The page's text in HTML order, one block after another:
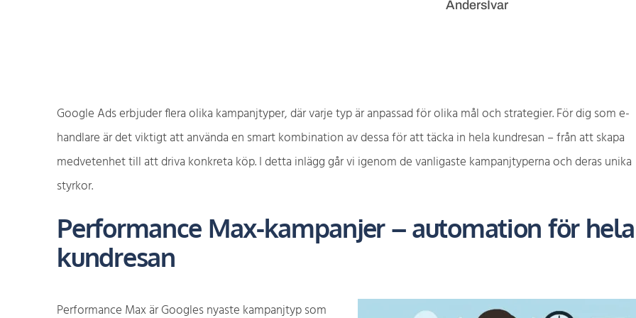
AndersIvar
Google Ads erbjuder flera olika kampanjtyper, där varje typ är anpassad för olika mål och strategier. För dig som e-
handlare är det viktigt att använda en smart kombination av dessa för att täcka in hela kundresan – från att skapa
medvetenhet till att driva konkreta köp. I detta inlägg går vi igenom de vanligaste kampanjtyperna och deras unika
styrkor.
Performance Max-kampanjer – automation för hela
kundresan
Performance Max är Googles nyaste kampanjtyp som